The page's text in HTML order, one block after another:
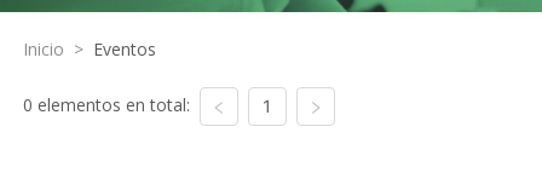
Inicio > Eventos
0 elementos en total: 1